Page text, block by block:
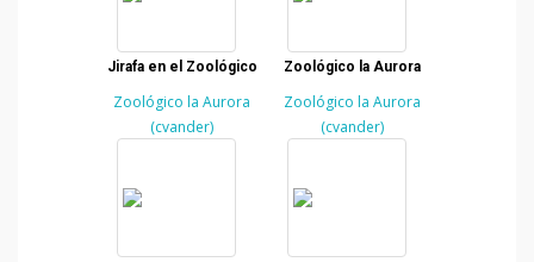
Jirafa en el Zoológico
Zoológico la Aurora
(cvander)
Zoológico la Aurora
Zoológico la Aurora
(cvander)